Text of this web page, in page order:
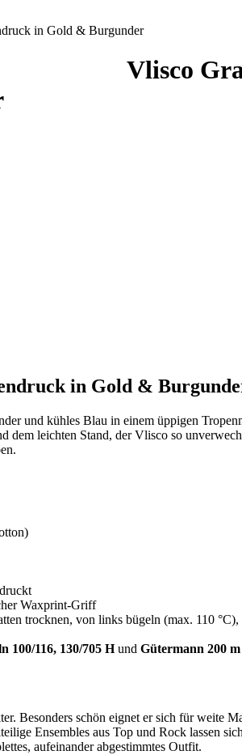
in Gold & Burgunder
Vlisco
in Gold &
und kühles Blau in einem üppigen
dem leichten Stand, der Vlisco so
Waxprint-Griff
trocknen, von links bügeln (max. 110
100/116, 130/705 Hund Gütermann 200
Besonders schön eignet er sich für
Ensembles aus Top und Rock lassen
aufeinander abgestimmtes Outfit.